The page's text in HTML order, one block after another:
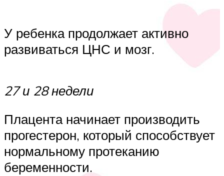
У ребенка продолжает активно
развиваться ЦНС и мозг.
27 и 28 недели
Плацента начинает производить
прогестерон, который способствует
нормальному протеканию
беременности.